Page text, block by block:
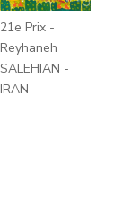
21e Prix -
Reyhaneh
SALEHIAN -
IRAN